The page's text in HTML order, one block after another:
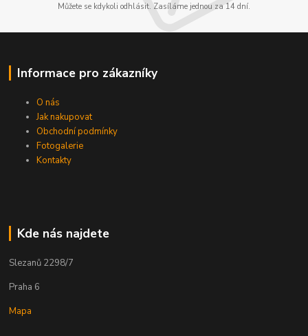
Můžete se kdykoli odhlásit. Zasíláme jednou za 14 dní.
Informace pro zákazníky
O nás
Jak nakupovat
Obchodní podmínky
Fotogalerie
Kontakty
Kde nás najdete
Slezanů 2298/7
Praha 6
Mapa